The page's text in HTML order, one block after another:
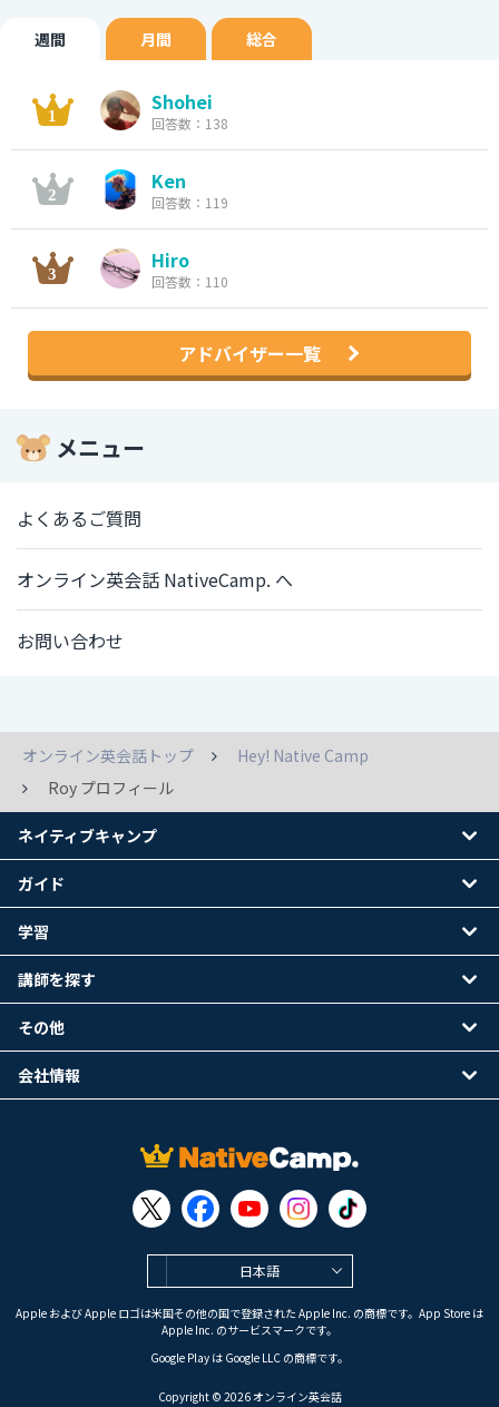
週間 月間 総合
Shohei
回答数：138
Ken
回答数：119
Hiro
回答数：110
アドバイザー一覧
メニュー
よくあるご質問
オンライン英会話 NativeCamp. へ
お問い合わせ
オンライン英会話トップ
Hey! Native Camp
Roy プロフィール
日本語
Apple および Apple ロゴは米国その他の国で登録された Apple Inc. の商標です。App Store は
Apple Inc. のサービスマークです。
Google Play は Google LLC の商標です。
Copyright © 2026 オンライン英会話
ネイティブキャンプ
ガイド
学習
講師を探す
その他
会社情報